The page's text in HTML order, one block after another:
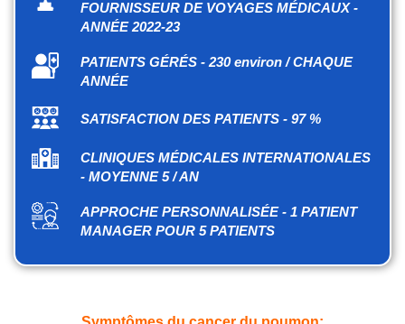
FOURNISSEUR DE VOYAGES MÉDICAUX -
ANNÉE 2022-23
PATIENTS GÉRÉS - 230 environ / CHAQUE
ANNÉE
SATISFACTION DES PATIENTS - 97 %
CLINIQUES MÉDICALES INTERNATIONALES
- MOYENNE 5 / AN
APPROCHE PERSONNALISÉE - 1 PATIENT
MANAGER POUR 5 PATIENTS